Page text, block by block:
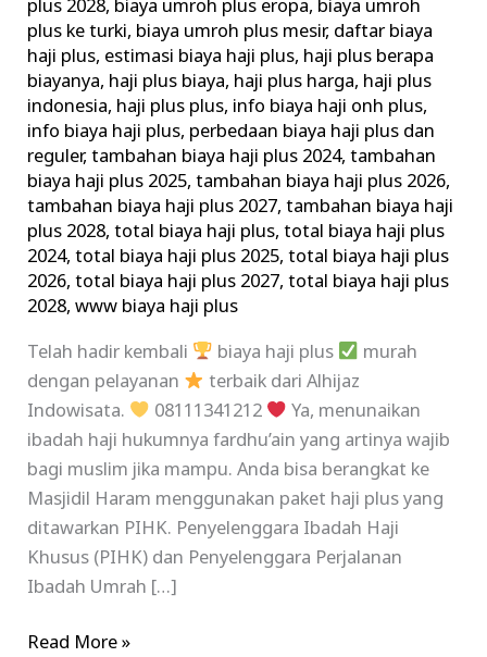
plus 2028, biaya umroh plus eropa, biaya umroh
plus ke turki, biaya umroh plus mesir, daftar biaya
haji plus, estimasi biaya haji plus, haji plus berapa
biayanya, haji plus biaya, haji plus harga, haji plus
indonesia, haji plus plus, info biaya haji onh plus,
info biaya haji plus, perbedaan biaya haji plus dan
reguler,tambahan biaya haji plus 2024,tambahan
biaya haji plus 2025,tambahan biaya haji plus 2026,
tambahan biaya haji plus 2027,tambahan biaya haji
plus 2028,total biaya haji plus,total biaya haji plus
2024,total biaya haji plus 2025,total biaya haji plus
2026,total biaya haji plus 2027,total biaya haji plus
2028,www biaya haji plus
Telah hadir kembali
biaya haji plus
murah
dengan pelayanan
terbaik dari Alhijaz
Indowisata.
08111341212
Ya, menunaikan
ibadah haji hukumnya fardhu’ain yang artinya wajib
bagi muslim jika mampu. Anda bisa berangkat ke
Masjidil Haram menggunakan paket haji plus yang
ditawarkan PIHK. Penyelenggara Ibadah Haji
Khusus (PIHK) dan Penyelenggara Perjalanan
Ibadah Umrah […]
Read More »